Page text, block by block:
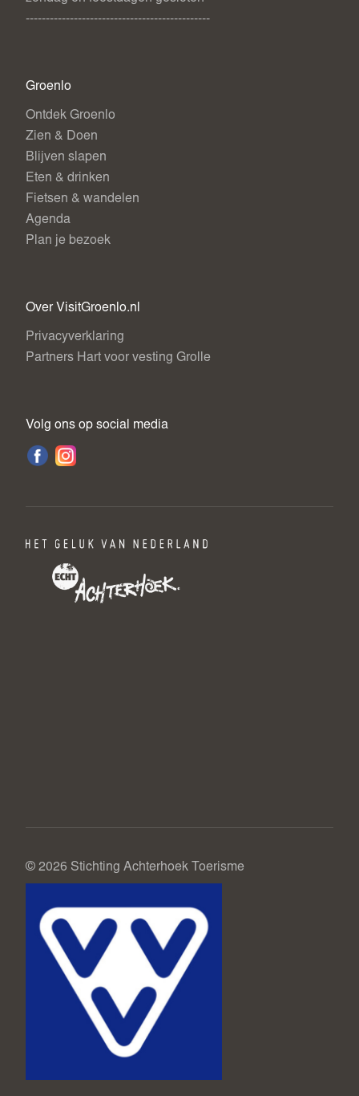
----------------------------------------------
Groenlo
Ontdek Groenlo
Zien & Doen
Blijven slapen
Eten & drinken
Fietsen & wandelen
Agenda
Plan je bezoek
Over VisitGroenlo.nl
Privacyverklaring
Partners Hart voor vesting Grolle
Volg ons op social media
© 2026 Stichting Achterhoek Toerisme